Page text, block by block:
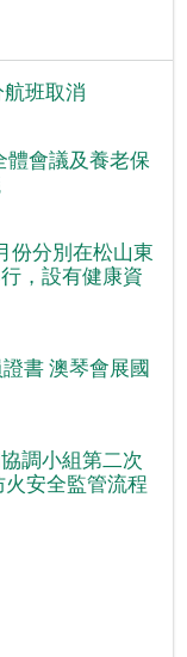
班取消
會議及養老保
份分別在松山東
，設有健康資
書 澳琴會展國
調小組第二次
安全監管流程